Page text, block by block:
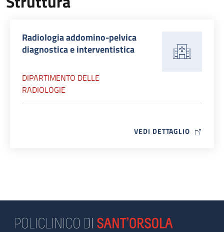
Radiologia addomino-pelvica
diagnostica e interventistica
DIPARTIMENTO DELLE
RADIOLOGIE
VEDI DETTAGLIO MAP ICON